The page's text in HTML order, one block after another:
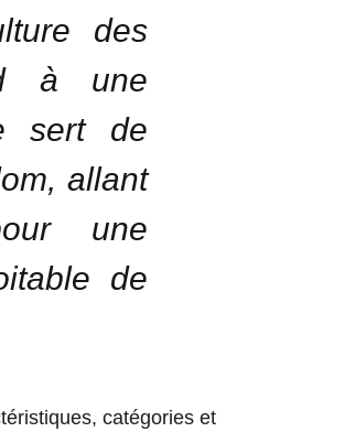
des
à une
sert de
allant
une
de
catégories et